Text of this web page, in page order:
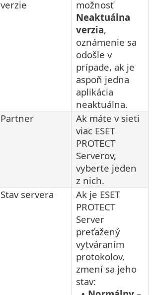
verzie
možnosť
Neaktuálna
verzia,
oznámenie sa
odošle v
prípade, ak je
aspoň jedna
aplikácia
neaktuálna.
Partner
Ak máte v sieti
viac ESET
PROTECT
Serverov,
vyberte jeden
z nich.
Stav servera
Ak je ESET
PROTECT
Server
preťažený
vytváraním
protokolov,
zmení sa jeho
stav: